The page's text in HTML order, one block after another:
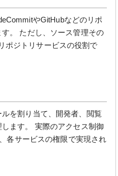
やGitHubなどのリポ
。 ただし、ソース管理その
ポジトリサービスの役割で
を割り当て、開発者、閲覧
ます。 実際のアクセス制御
各サービスの権限で実現され